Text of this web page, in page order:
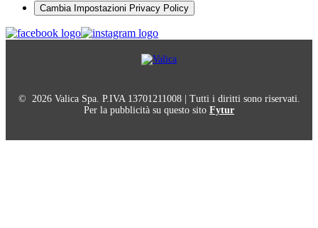
Cambia Impostazioni Privacy Policy
© 2026 Valica Spa. P.IVA 13701211008 | Tutti i diritti sono riservati.
Per la pubblicità su questo sito Fytur